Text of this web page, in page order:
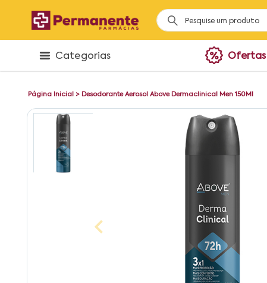
Categorias Ofertas
Página Inicial > Desodorante Aerosol Above Dermaclinical Men 150Ml